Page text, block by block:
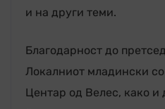
и на други теми.
Благодарност до
Локалниот младински
Центар од Велес, како